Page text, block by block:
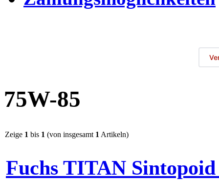
75W-85
Zeige 1 bis 1 (von insgesamt 1 Artikeln)
Fuchs TITAN